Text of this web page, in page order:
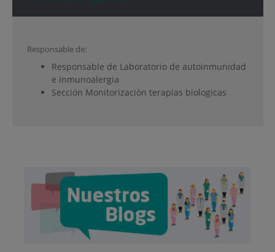
Responsable de:
Responsable de Laboratorio de autoinmunidad
e inmunoalergia
Sección Monitorización terapias biologicas